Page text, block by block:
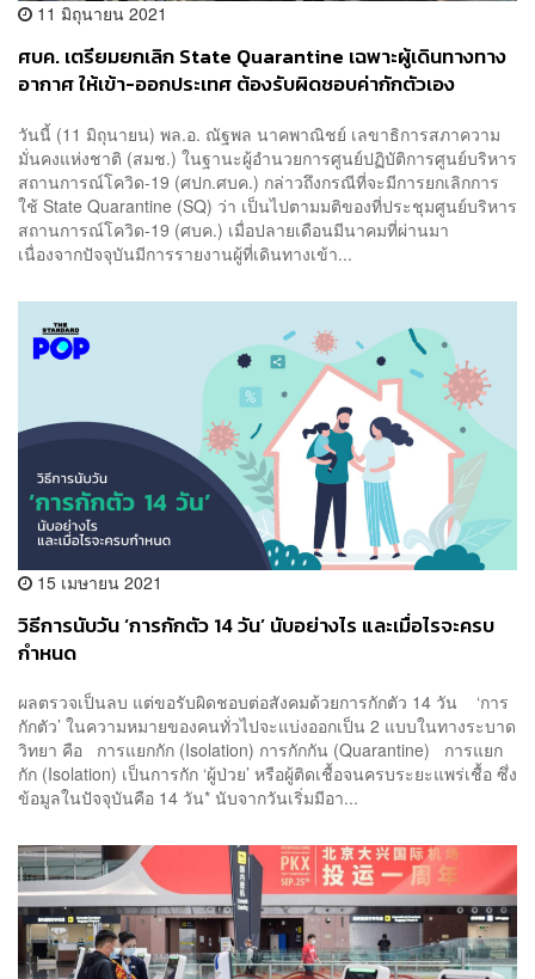
11 มิถุนายน 2021
ศบค. เตรียมยกเลิก State Quarantine เฉพาะผู้เดินทางทาง
อากาศ ให้เข้า-ออกประเทศ ต้องรับผิดชอบค่ากักตัวเอง
วันนี้ (11 มิถุนายน) พล.อ. ณัฐพล นาคพาณิชย์ เลขาธิการสภาความ
มั่นคงแห่งชาติ (สมช.) ในฐานะผู้อำนวยการศูนย์ปฏิบัติการศูนย์บริหาร
สถานการณ์โควิด-19 (ศปก.ศบค.) กล่าวถึงกรณีที่จะมีการยกเลิกการ
ใช้ State Quarantine (SQ) ว่า เป็นไปตามมติของที่ประชุมศูนย์บริหาร
สถานการณ์โควิด-19 (ศบค.) เมื่อปลายเดือนมีนาคมที่ผ่านมา
เนื่องจากปัจจุบันมีการรายงานผู้ที่เดินทางเข้า...
15 เมษายน 2021
วิธีการนับวัน ‘การกักตัว 14 วัน’ นับอย่างไร และเมื่อไรจะครบ
กำหนด
ผลตรวจเป็นลบ แต่ขอรับผิดชอบต่อสังคมด้วยการกักตัว 14 วัน ‘การ
กักตัว’ ในความหมายของคนทั่วไปจะแบ่งออกเป็น 2 แบบในทางระบาด
วิทยา คือ การแยกกัก (Isolation) การกักกัน (Quarantine) การแยก
กัก (Isolation) เป็นการกัก ‘ผู้ป่วย’ หรือผู้ติดเชื้อจนครบระยะแพร่เชื้อ ซึ่ง
ข้อมูลในปัจจุบันคือ 14 วัน* นับจากวันเริ่มมีอา...